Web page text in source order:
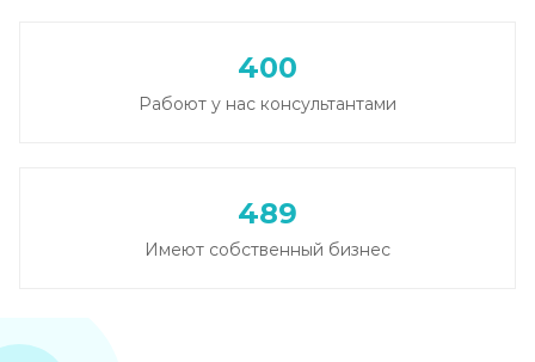
400
Рабоют у нас консультантами
489
Имеют собственный бизнес